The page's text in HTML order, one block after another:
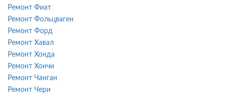
Ремонт Фиат
Ремонт Фольцваген
Ремонт Форд
Ремонт Хавал
Ремонт Хонда
Ремонт Хончи
Ремонт Чанган
Ремонт Чери